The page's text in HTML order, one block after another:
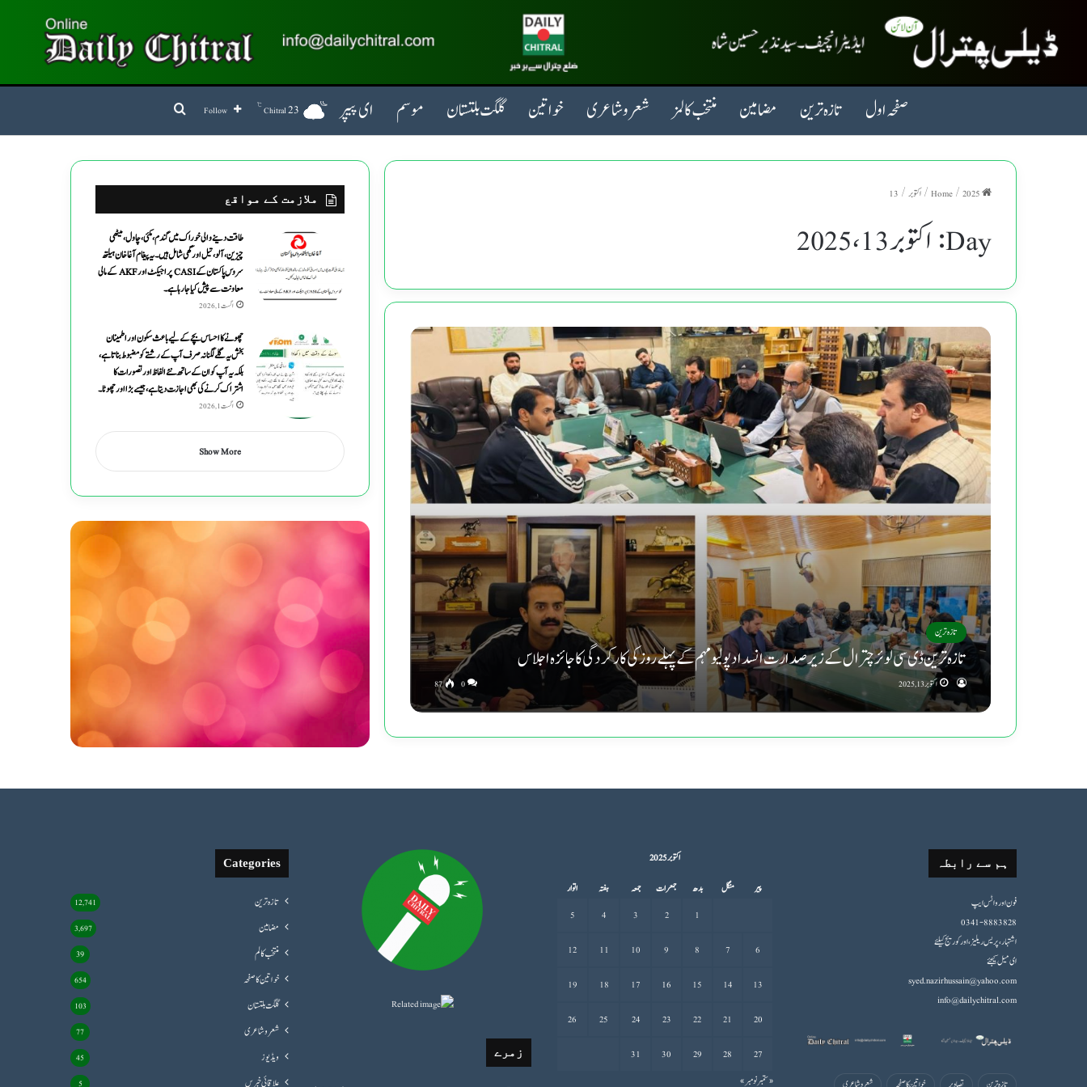
صفحہ اول تازہ ترین مضامین منتخب کالمز شعروشاعری خواتین گلگت بلتستان موسم ای پیپر Chitral23
℃
Follow
Search for
/ 2025
/ اکتوبر /
13
Day: اکتوبر 13، 2025
تازہ ترین
تازہ ترین ڈی سی لوئر چترال کے زیرصدارت انسداد پولیو مہم کے پہلے روز کی کارکردگی کا جائزہ اجلاس
اکتوبر 13, 2025 0
87
ملازمت کے مواقع
طاقت دینے والی خوراک میں گندم ،مکئی ،چاول،میٹھی
چیزین ،آلو،تیل اورگھی شامل ہیں۔یہ پیغام آغاخان ہیلتھ
سروس پاکستان کے CASI پراجیکٹ اور AKF کے مالی
معاونت سے پیش کیاجارہاہے۔
اگست 1, 2026
چھونے کا احساس بچے کے لیے باعث سکون اور اطمینان
بخش یہ گلے لگنا نہ صرف آپ کے رشتے کو مضبوط بناتا ہے،
بلکہ یہ آپ کو ان کے ساتھ نئے الفاظ اور تصورات کا
اشتراک کرنے کی بھی اجازت دیتا ہے ، جیسے بڑا اور چھوٹا۔
اگست 1, 2026
Show More
ہم سے رابطہ
فون اورواٹس ایپ
0341-8883828
اشتہار،پریس ریلیز، اور کوریج کیلئے
ای میل کیجئے
syed.nazirhussain@yahoo.com
info@dailychitral.com
تازہ ترین تصاویر خواتین کا صفحہ
شعروشاعری
اکتوبر 2025
پیر
منگل بدھ جمعرات جمعہ ہفتہ
اتوار
1
2
3
4
5
6
7
8
9
10
11
12
13
14
15
16
17
18
19
20
21
22
23
24
25
26
27
28
29
30
31
« ستمبرنومبر »
زمرے
Categories
تازہ ترین 12,741
مضامین 3,697
منتخب کالم 39
خواتین کا صفحہ 654
گلگت بلتستان 103
شعروشاعری 77
ویڈیوز 45
علاقائی خبریں 5